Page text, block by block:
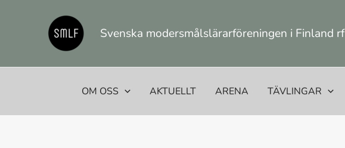
Svenska modersmålslärarföreningen i Finland rf
OM OSS AKTUELLT ARENA TÄVLINGAR